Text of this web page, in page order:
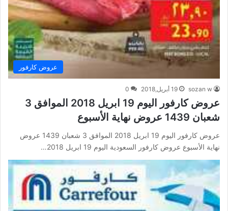
عروض كارفور
sozan w 19 أبريل,2018 0
عروض كارفور اليوم 19 ابريل 2018 الموافق 3
شعبان 1439 عروض نهاية الأسبوع
عروض كارفور اليوم 19 ابريل 2018 الموافق 3 شعبان 1439 عروض
نهاية الأسبوع عروض كارفور السعودية اليوم 19 ابريل 2018…